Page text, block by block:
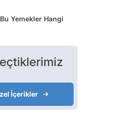
Yemekler Hangi
İçerikler